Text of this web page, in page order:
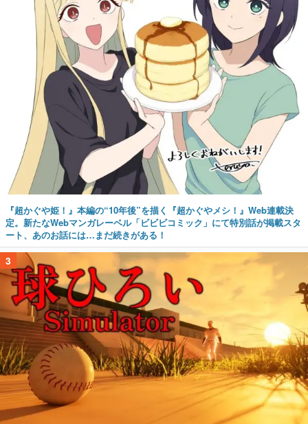
『超かぐや姫！』本編の“10年後”を描く『超かぐやメシ！』Web連載決
定。新たなWebマンガレーベル「ビビビコミック」にて特別話が掲載スタ
ート、あのお話には…まだ続きがある！
3